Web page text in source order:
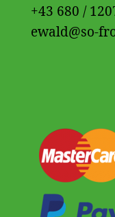
+43 680 /
ewald@so-